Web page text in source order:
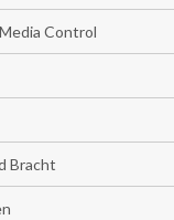
Control
Bracht